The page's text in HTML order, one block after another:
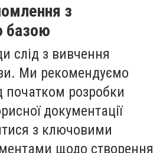
з
базою
слід з вивчення
Ми рекомендуємо
розробки
документації
з ключовими
щодо створення